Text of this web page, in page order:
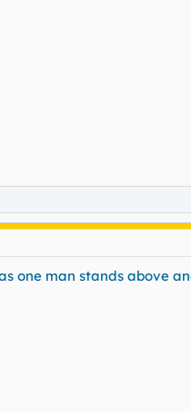
one man stands above